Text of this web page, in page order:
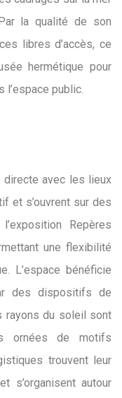
la qualité de son
libres d’accès, ce
hermétique pour
l’espace public.
directe avec les lieux
et s’ouvrent sur des
Repères
une flexibilité
L’espace bénéficie
des dispositifs de
rayons du soleil sont
ornées de motifs
trouvent leur
s’organisent autour